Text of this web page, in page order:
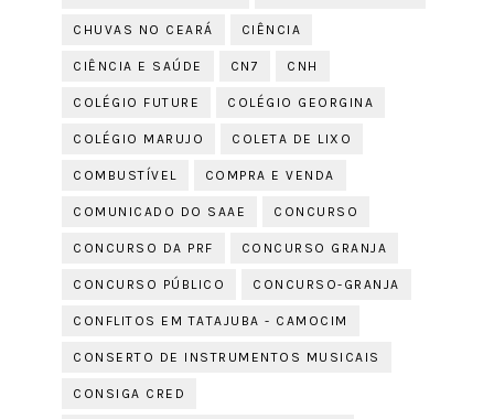
CHUVAS NO CEARÁ CIÊNCIA
CIÊNCIA E SAÚDE CN7 CNH
COLÉGIO FUTURE COLÉGIO GEORGINA
COLÉGIO MARUJO COLETA DE LIXO
COMBUSTÍVEL COMPRA E VENDA
COMUNICADO DO SAAE CONCURSO
CONCURSO DA PRF CONCURSO GRANJA
CONCURSO PÚBLICO CONCURSO-GRANJA
CONFLITOS EM TATAJUBA - CAMOCIM
CONSERTO DE INSTRUMENTOS MUSICAIS
CONSIGA CRED